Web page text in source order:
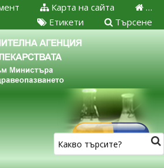
…
Карта на сайта
Търсене
Етикети